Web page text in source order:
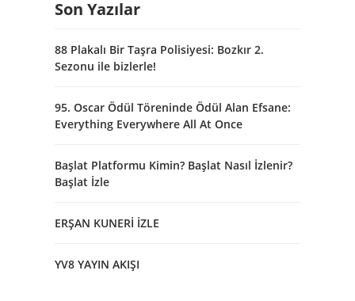
Son Yazılar
88 Plakalı Bir Taşra Polisiyesi: Bozkır 2.
Sezonu ile bizlerle!
95. Oscar Ödül Töreninde Ödül Alan Efsane:
Everything Everywhere All At Once
Başlat Platformu Kimin? Başlat Nasıl İzlenir?
Başlat İzle
ERŞAN KUNERİ İZLE
YV8 YAYIN AKIŞI